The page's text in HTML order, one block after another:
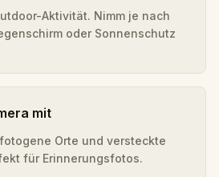
Aktivität. Nimm je nach
oder Sonnenschutz
mit
Orte und versteckte
für Erinnerungsfotos.